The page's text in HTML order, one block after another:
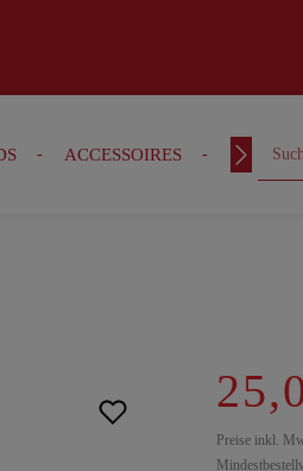
ACCESSOIRES OUTFITS
Preise inkl.